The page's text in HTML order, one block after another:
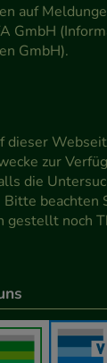
auf
GmbH
GmbH).
dieser
zur
die
beachten
gestellt noch